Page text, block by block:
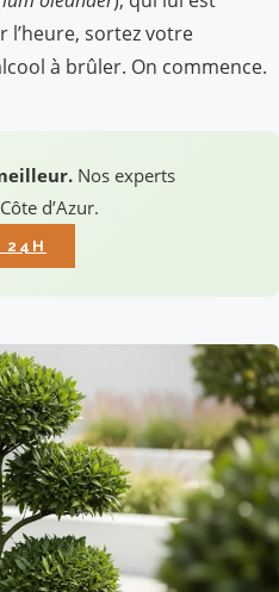
l’heure, sortez votre
à brûler. On commence.
Nos experts
d’Azur.
24H